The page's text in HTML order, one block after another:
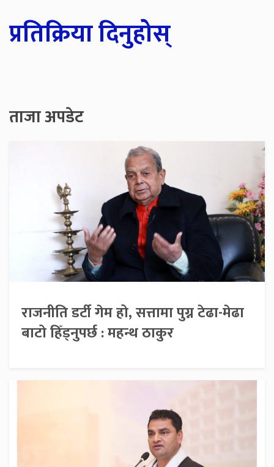
प्रतिक्रिया दिनुहोस्
ताजा अपडेट
राजनीति डर्टी गेम हो, सत्तामा पुग्न टेढा-मेढा
बाटो हिँड्नुपर्छ : महन्थ ठाकुर